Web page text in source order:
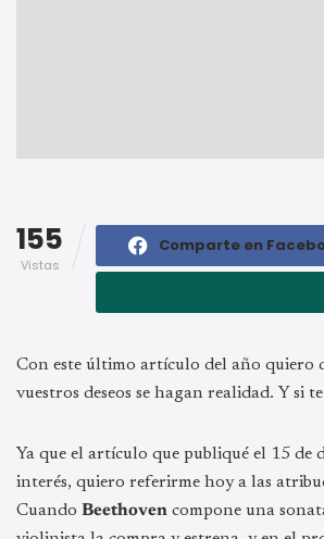
155
Vistas
Comparte en
Con este último artículo del año quiero
vuestros deseos se hagan realidad. Y si
Ya que el artículo que publiqué el 15 de
interés, quiero referirme hoy a las
Cuando Beethoven compone una